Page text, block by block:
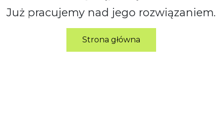
Już pracujemy nad jego rozwiązaniem.
Strona główna